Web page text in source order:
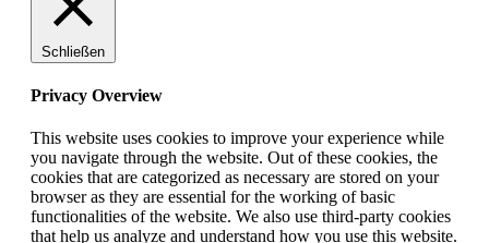
Schließen
Privacy Overview
This website uses cookies to improve your experience while
you navigate through the website. Out of these cookies, the
cookies that are categorized as necessary are stored on your
browser as they are essential for the working of basic
functionalities of the website. We also use third-party cookies
that help us analyze and understand how you use this website.